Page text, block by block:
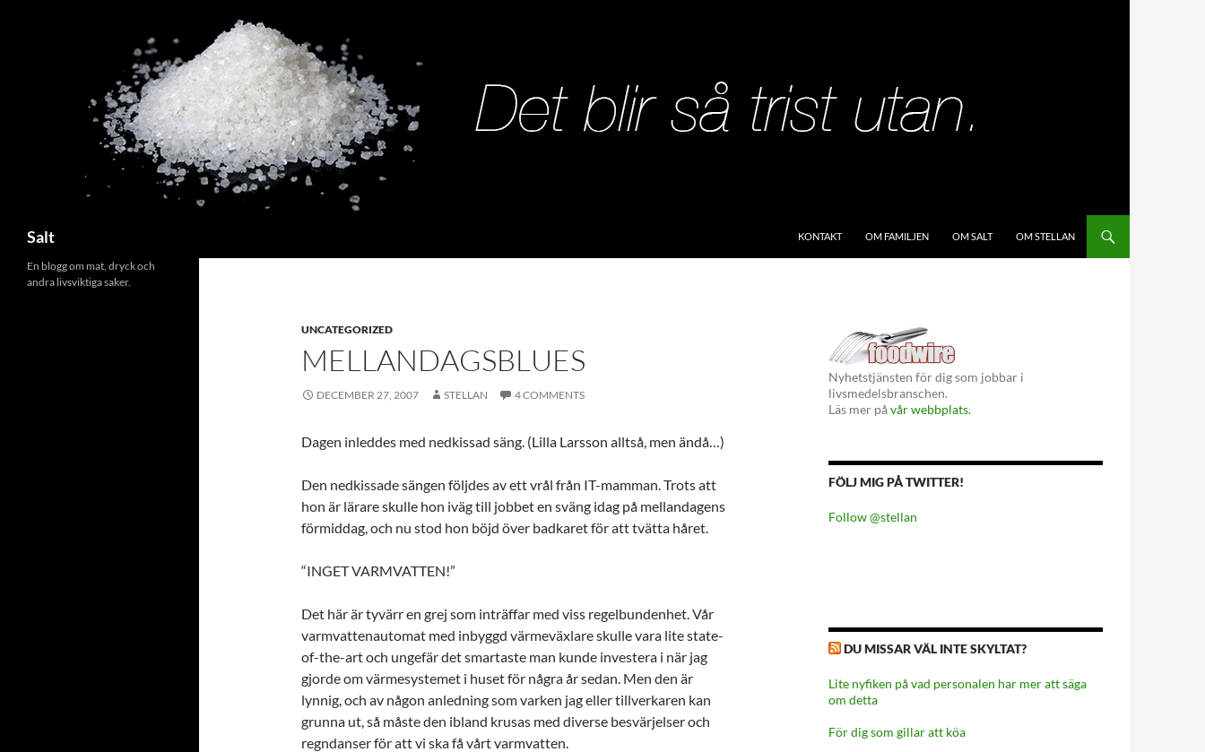
Salt
KONTAKT
OM FAMILJEN OM SALT OM STELLAN
UNCATEGORIZED
MELLANDAGSBLUES
DECEMBER 27, 2007 STELLAN 4 COMMENTS
Dagen inleddes med nedkissad säng. (Lilla Larsson alltså, men ändå…)
Den nedkissade sängen följdes av ett vrål från IT-mamman. Trots att
hon är lärare skulle hon iväg till jobbet en sväng idag på mellandagens
förmiddag, och nu stod hon böjd över badkaret för att tvätta håret.
“INGET VARMVATTEN!”
Det här är tyvärr en grej som inträffar med viss regelbundenhet. Vår
varmvattenautomat med inbyggd värmeväxlare skulle vara lite state-
of-the-art och ungefär det smartaste man kunde investera i när jag
gjorde om värmesystemet i huset för några år sedan. Men den är
lynnig, och av någon anledning som varken jag eller tillverkaren kan
grunna ut, så måste den ibland krusas med diverse besvärjelser och
regndanser för att vi ska få vårt varmvatten.
Nyhetstjänsten för dig som jobbar i
livsmedelsbranschen.
Läs mer påvår webbplats.
FÖLJ MIG PÅ TWITTER!
Follow @stellan
DU MISSAR VÄL INTE SKYLTAT?
Lite nyfiken på vad personalen har mer att säga
om detta
För dig som gillar att köa
En blogg om mat, dryck och
andra livsviktiga saker.